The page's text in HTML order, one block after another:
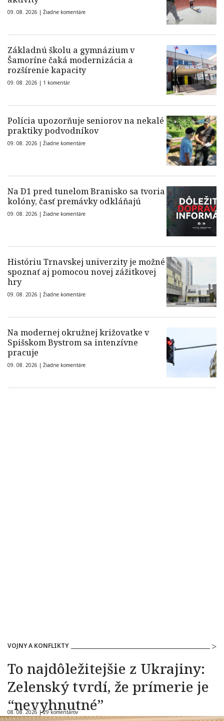
09. 08. 2026 | Žiadne komentáre
Základnú školu a gymnázium v
Šamoríne čaká modernizácia a
rozšírenie kapacity
09. 08. 2026 | 1 komentár
Polícia upozorňuje seniorov na nekalé
praktiky podvodníkov
09. 08. 2026 | Žiadne komentáre
Na D1 pred tunelom Branisko sa tvoria
kolóny, časť premávky odkláňajú
09. 08. 2026 | Žiadne komentáre
Históriu Trnavskej univerzity je možné
spoznať aj pomocou novej zážitkovej
hry
09. 08. 2026 | Žiadne komentáre
Na modernej okružnej križovatke v
Spišskom Bystrom sa intenzívne
pracuje
09. 08. 2026 | Žiadne komentáre
VOJNY A KONFLIKTY
To najdôležitejšie z Ukrajiny:
Zelenský tvrdí, že prímerie je
“nevyhnutné”
08. 08. 2026 |29 komentárov